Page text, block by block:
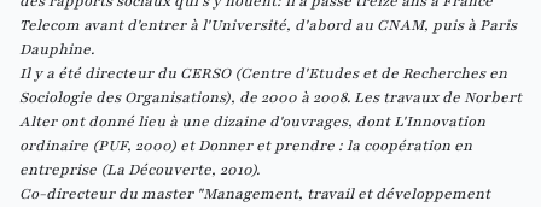
Telecom avant d'entrer à l'Université, d'abord au CNAM, puis à Paris
Dauphine.
Il y a été directeur du CERSO (Centre d'Etudes et de Recherches en
Sociologie des Organisations), de 2000 à 2008. Les travaux de Norbert
Alter ont donné lieu à une dizaine d'ouvrages, dontL'Innovation
ordinaire (PUF, 2000) etDonner et prendre : la coopération en
entreprise (La Découverte, 2010).
Co-directeur du master "Management, travail et développement